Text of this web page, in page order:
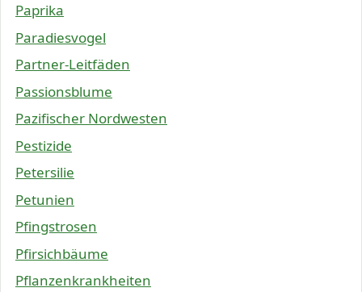
Paprika
Paradiesvogel
Partner-Leitfäden
Passionsblume
Pazifischer Nordwesten
Pestizide
Petersilie
Petunien
Pfingstrosen
Pfirsichbäume
Pflanzenkrankheiten